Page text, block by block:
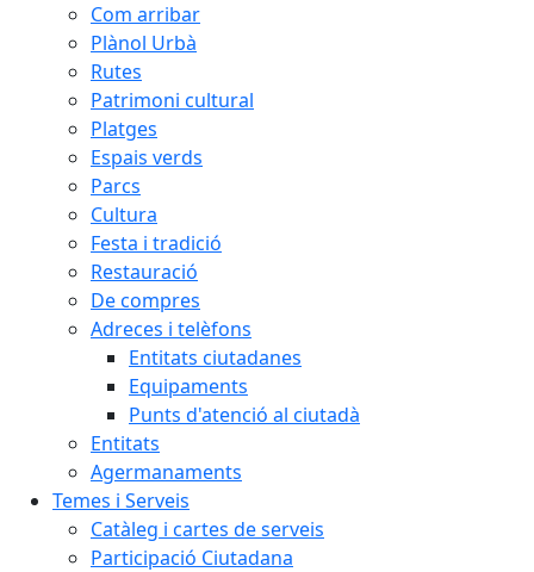
Com arribar
Plànol Urbà
Rutes
Patrimoni cultural
Platges
Espais verds
Parcs
Cultura
Festa i tradició
Restauració
De compres
Adreces i telèfons
Entitats ciutadanes
Equipaments
Punts d'atenció al ciutadà
Entitats
Agermanaments
Temes i Serveis
Catàleg i cartes de serveis
Participació Ciutadana